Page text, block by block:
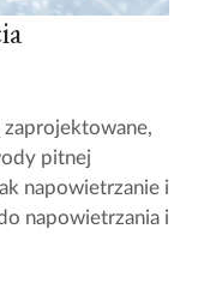
zaprojektowane,
pitnej
napowietrzanie i
napowietrzania i